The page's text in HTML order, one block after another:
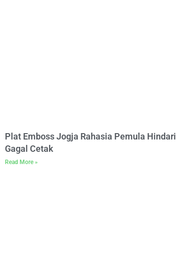
Plat Emboss Jogja Rahasia Pemula Hindari
Gagal Cetak
Read More »